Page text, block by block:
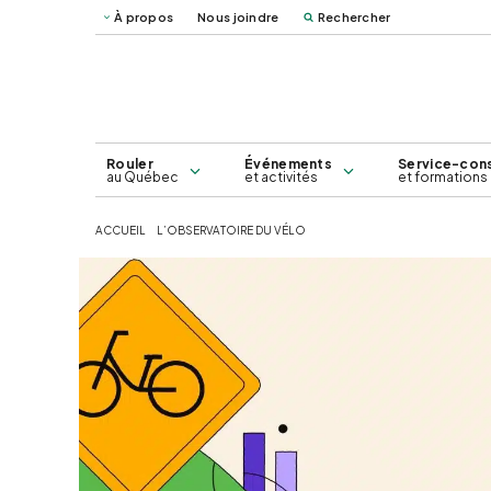
À propos Nous joindre Rechercher
Rouler
au Québec
Grand Montréal – 2026
Événements
et activités
Service-
et formations
Service-conseil
ACCUEIL L’OBSERVATOIRE DU VÉLO